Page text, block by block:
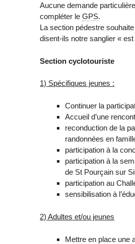
Aucune demande
compléter leGPS.
La section pédestre
disent-ils notre sanglier «
Section cyclotouriste
1) Spécifiques jeunes :
Continuer la
Accueil d’une
reconduction de la
randonnées en
participation à la
participation à la
de St Pourçain sur
participation au
sensibilisation à
2) Adultes et/ou jeunes
Mettre en place une